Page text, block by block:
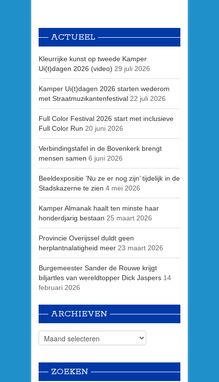
ACTUEEL
Kleurrijke kunst op tweede Kamper
Ui(t)dagen 2026 (video) 29 juli 2026
Kamper Ui(t)dagen 2026 starten wederom
met Straatmuzikantenfestival 22 juli 2026
Full Color Festival 2026 start met inclusieve
Full Color Run 20 juni 2026
Verbindingstafel in de Bovenkerk brengt
mensen samen 6 juni 2026
Beeldexpositie ’Nu ze er nog zijn’ tijdelijk in de
Stadskazerne te zien 4 mei 2026
Kamper Almanak haalt ten minste haar
honderdjarig bestaan 25 maart 2026
Provincie Overijssel duldt geen
herplantnalatigheid meer 23 maart 2026
Burgemeester Sander de Rouwe krijgt
biljartles van wereldtopper Dick Jaspers 14
februari 2026
ARCHIEVEN
ZOEKEN